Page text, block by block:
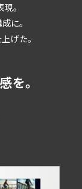
。
に。
げた。
を。